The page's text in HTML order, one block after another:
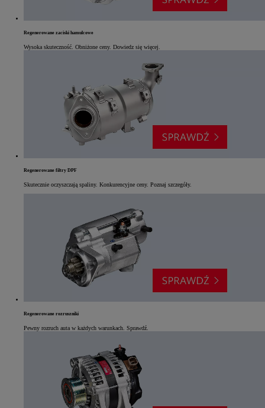
Regenerowane zaciski hamulcowe
Wysoka skuteczność. Obniżone ceny. Dowiedz się więcej.
Regenerowane filtry DPF
Skutecznie oczyszczają spaliny. Konkurencyjne ceny. Poznaj szczegóły.
Regenerowane rozruszniki
Pewny rozruch auta w każdych warunkach. Sprawdź.